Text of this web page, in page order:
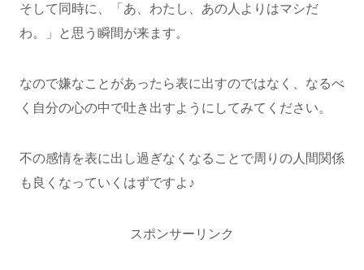
そして同時に、「あ、わたし、あの人よりはマシだ
わ。」と思う瞬間が来ます。
なので嫌なことがあったら表に出すのではなく、なるべ
く自分の心の中で吐き出すようにしてみてください。
不の感情を表に出し過ぎなくなることで周りの人間関係
も良くなっていくはずですよ♪
スポンサーリンク